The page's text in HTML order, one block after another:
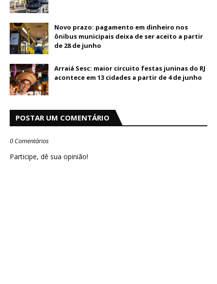
Novo prazo: pagamento em dinheiro nos
ônibus municipais deixa de ser aceito a partir
de 28 de junho
Arraiá Sesc: maior circuito festas juninas do RJ
acontece em 13 cidades a partir de 4 de junho
POSTAR UM COMENTÁRIO
0 Comentários
Participe, dê sua opinião!